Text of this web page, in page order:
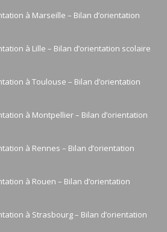
à Marseille – Bilan d’orientation
à Lille – Bilan d’orientation scolaire
à Toulouse – Bilan d’orientation
à Montpellier – Bilan d’orientation
à Rennes – Bilan d’orientation
à Rouen – Bilan d’orientation
à Strasbourg – Bilan d’orientation